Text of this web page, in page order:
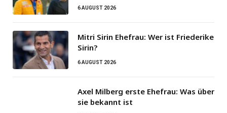
6 AUGUST 2026
Mitri Sirin Ehefrau: Wer ist Friederike
Sirin?
6 AUGUST 2026
Axel Milberg erste Ehefrau: Was über
sie bekannt ist